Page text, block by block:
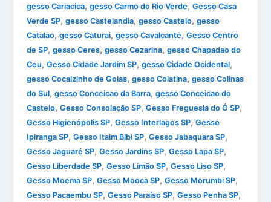
gesso Cariacica,gesso Carmo do Rio Verde,Gesso Casa
Verde SP,gesso Castelandia,gesso Castelo,gesso
Catalao,gesso Caturai,gesso Cavalcante,Gesso Centro
de SP,gesso Ceres,gesso Cezarina,gesso Chapadao do
Ceu,Gesso Cidade Jardim SP,gesso Cidade Ocidental,
gesso Cocalzinho de Goias,gesso Colatina,gesso Colinas
do Sul,gesso Conceicao da Barra,gesso Conceicao do
Castelo,Gesso Consolação SP,Gesso Freguesia do Ó SP,
Gesso Higienópolis SP,Gesso Interlagos SP,Gesso
Ipiranga SP,Gesso Itaim Bibi SP,Gesso Jabaquara SP,
Gesso Jaguaré SP,Gesso Jardins SP,Gesso Lapa SP,
Gesso Liberdade SP,Gesso Limão SP,Gesso Liso SP,
Gesso Moema SP,Gesso Mooca SP,Gesso Morumbi SP,
Gesso Pacaembu SP,Gesso Paraíso SP,Gesso Penha SP,